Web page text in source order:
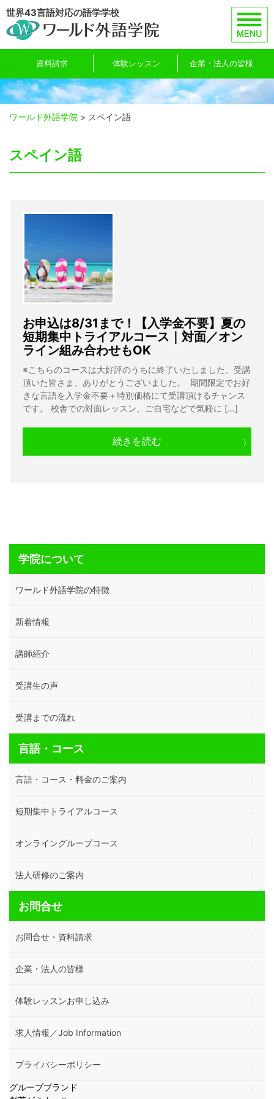
Skip
content
世界43言語対応の語学学校
資料請求 体験レッスン 企業・法人の皆様
ワールド外語学院 > スペイン語
スペイン語
お申込は8/31まで！【入学金不要】夏の
短期集中トライアルコース｜対面／オン
ライン組み合わせもOK
※こちらのコースは大好評のうちに終了いたしました。受講
頂いた皆さま、ありがとうございました。 期間限定でお好
きな言語を入学金不要＋特別価格にて受講頂けるチャンス
です。 校舎での対面レッスン、ご自宅などで気軽に […]
続きを読む
学院について
ワールド外語学院の特徴
新着情報
講師紹介
受講生の声
受講までの流れ
言語・コース
言語・コース・料金のご案内
短期集中トライアルコース
オンライングループコース
法人研修のご案内
お問合せ
お問合せ・資料請求
企業・法人の皆様
体験レッスンお申し込み
求人情報／Job Information
プライバシーポリシー
グループブランド